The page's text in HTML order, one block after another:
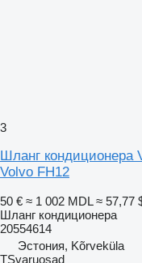
3
Шланг кондиционера
Volvo FH12
50 € ≈ 1 002 MDL ≈ 57,77
Шланг кондиционера
20554614
Эстония, Kõrveküla
TSvaruosad